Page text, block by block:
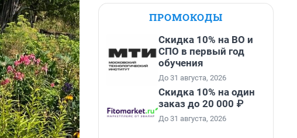
ПРОМОКОДЫ
Скидка 10% на ВО и
СПО в первый год
обучения
До 31 августа, 2026
Скидка 10% на один
заказ до 20 000 ₽
До 31 августа, 2026